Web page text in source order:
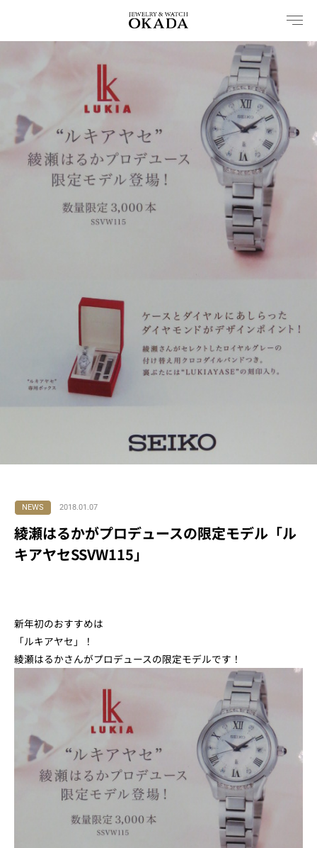
を
NEWS 2018.01.07
綾瀬はるかがプロデュースの限定モデル「ル
キアヤセSSVW115」
新年初のおすすめは
「ルキアヤセ」！
綾瀬はるかさんがプロデュースの限定モデルです！